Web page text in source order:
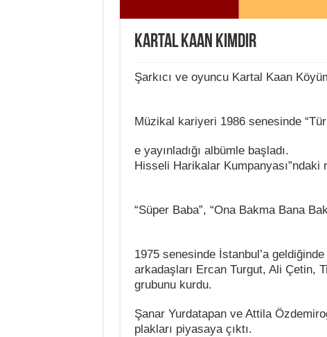
Kartal Kaan Kimdir
Şarkıcı ve oyuncu Kartal Kaan
Müzikal kariyeri 1986 senesinde
e yayınladığı albümle başladı.
Hisseli Harikalar Kumpanyası”ndaki
“Süper Baba”, “Ona Bakma Bana
1975 senesinde İstanbul’a
arkadaşları Ercan Turgut, Ali Çetin,
grubunu kurdu.
Şanar Yurdatapan ve Attila
plakları piyasaya çıktı.